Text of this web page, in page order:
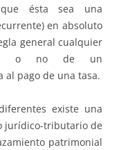
ésta sea una
en absoluto
general cualquier
sea o no de un
al pago de una tasa.
existe una
jurídico-tributario de
patrimonial